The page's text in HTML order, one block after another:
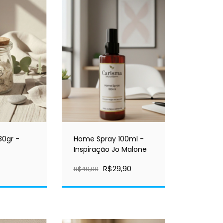
-
Home Spray 100ml -
Inspiração Jo Malone
R$49,00 R$29,90